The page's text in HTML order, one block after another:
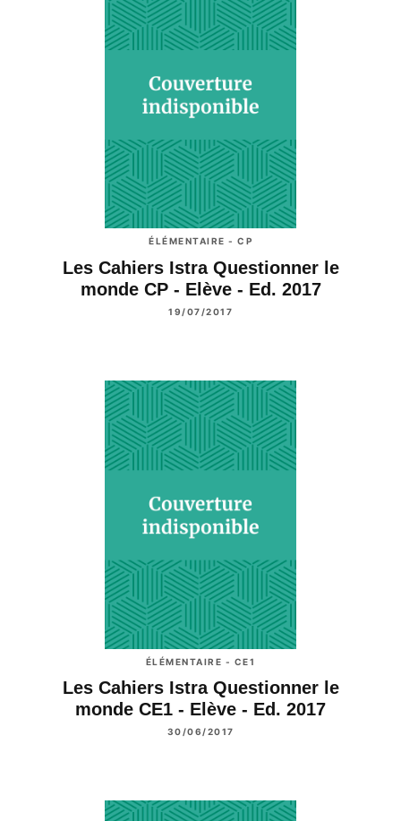
ÉLÉMENTAIRE - CP
Les Cahiers Istra Questionner le
monde CP - Elève - Ed. 2017
19/07/2017
ÉLÉMENTAIRE - CE1
Les Cahiers Istra Questionner le
monde CE1 - Elève - Ed. 2017
30/06/2017